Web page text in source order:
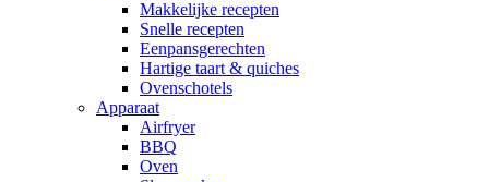
Makkelijke recepten
Snelle recepten
Eenpansgerechten
Hartige taart & quiches
Ovenschotels
Apparaat
Airfryer
BBQ
Oven